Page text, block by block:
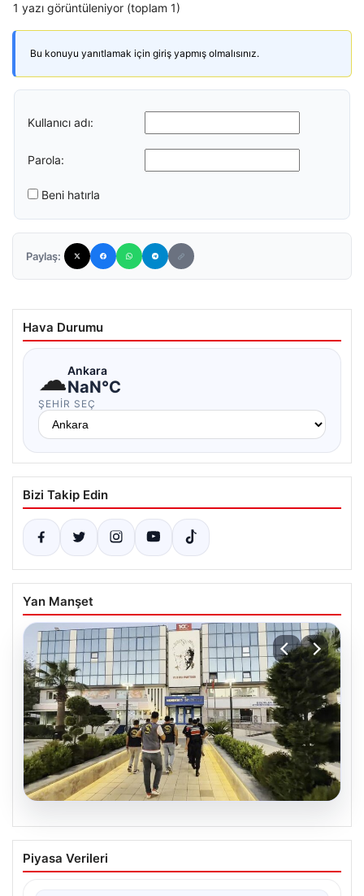
1 yazı görüntüleniyor (toplam 1)
Bu konuyu yanıtlamak için giriş yapmış olmalısınız.
Kullanıcı adı:
Parola:
Beni hatırla
Paylaş:
Hava Durumu
☁Ankara
NaN°C
ŞEHIR SEÇ
Bizi Takip Edin
Yan Manşet
05.08.2026
Menderes Belediyesi Hakkında
Soruşturmada Firari Başkan Yardımcısı
Piyasa Verileri